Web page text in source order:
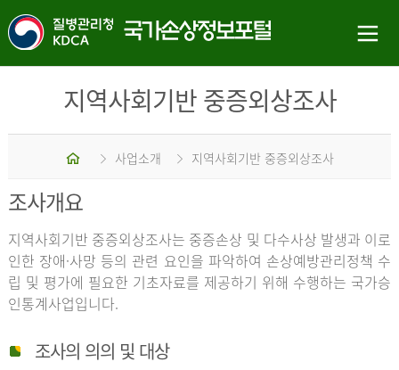
지역사회기반 중증외상조사
홈 사업소개 지역사회기반 중증외상조사
조사개요
지역사회기반 중증외상조사는 중증손상 및 다수사상 발생과 이로
인한 장애·사망 등의 관련 요인을 파악하여 손상예방관리정책 수
립 및 평가에 필요한 기초자료를 제공하기 위해 수행하는 국가승
인통계사업입니다.
조사의 의의 및 대상